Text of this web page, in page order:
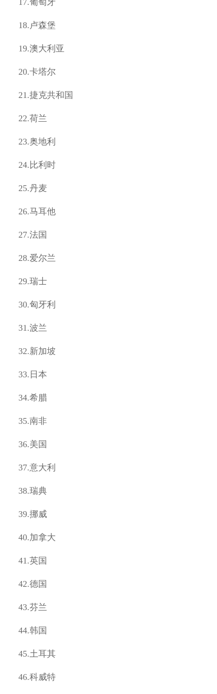
18. 卢森堡
19.澳大利亚
20.卡塔尔
21.捷克共和国
22.荷兰
23.奥地利
24. 比利时
25.丹麦
26.马耳他
27.法国
28.爱尔兰
29.瑞士
30.匈牙利
31.波兰
32.新加坡
33. 日本
34.希腊
35.南非
36.美国
37.意大利
38.瑞典
39.挪威
40.加拿大
41.英国
42.德国
43.芬兰
44.韩国
45. 土耳其
46.科威特